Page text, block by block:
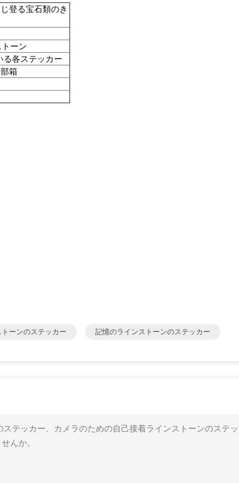
登る宝石類のき
ーン
る各ステッカー
箱
ーンのステッカー 記憶のラインストーンのステッカー
テッカー、カメラのための自己接着ラインストーンのステッ
んか。